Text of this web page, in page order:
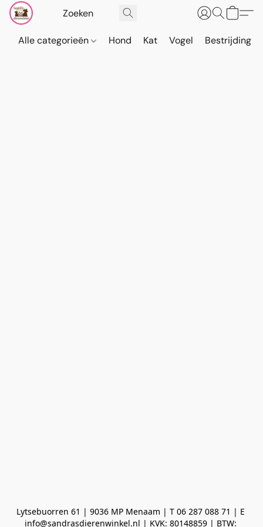
Alle categorieën Hond Kat Vogel Bestrijding
Lytsebuorren 61 | 9036 MP Menaam | T 06 287 088 71 | E
info@sandrasdierenwinkel.nl | KVK: 80148859 | BTW: